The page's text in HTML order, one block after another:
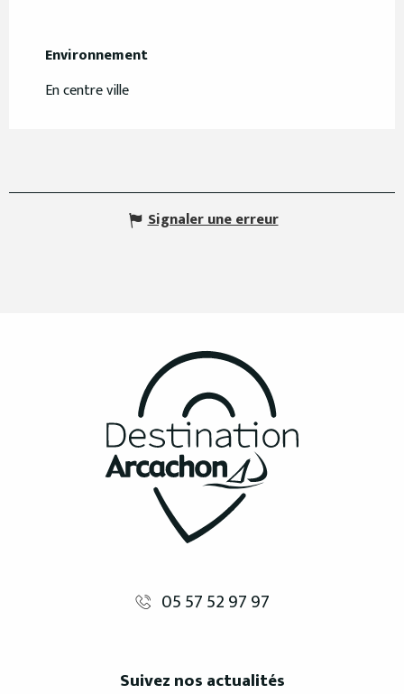
Environnement
Environnement
En centre ville
Signaler une erreur
05 57 52 97 97
Suivez nos actualités